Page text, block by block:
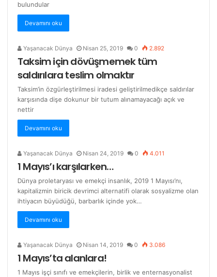
bulundular
Devamını oku
Yaşanacak Dünya Nisan 25, 2019 0 2.892
Taksim için dövüşmemek tüm
saldırılara teslim olmaktır
Taksim’in özgürleştirilmesi iradesi geliştirilmedikçe saldırılar
karşısında dişe dokunur bir tutum alınamayacağı açık ve
nettir
Devamını oku
Yaşanacak Dünya Nisan 24, 2019 0 4.011
1 Mayıs’ı karşılarken…
Dünya proletaryası ve emekçi insanlık, 2019 1 Mayısı’nı,
kapitalizmin biricik devrimci alternatifi olarak sosyalizme olan
ihtiyacın büyüdüğü, barbarlık içinde yok…
Devamını oku
Yaşanacak Dünya Nisan 14, 2019 0 3.086
1 Mayıs’ta alanlara!
1 Mayıs işçi sınıfı ve emekçilerin, birlik ve enternasyonalist